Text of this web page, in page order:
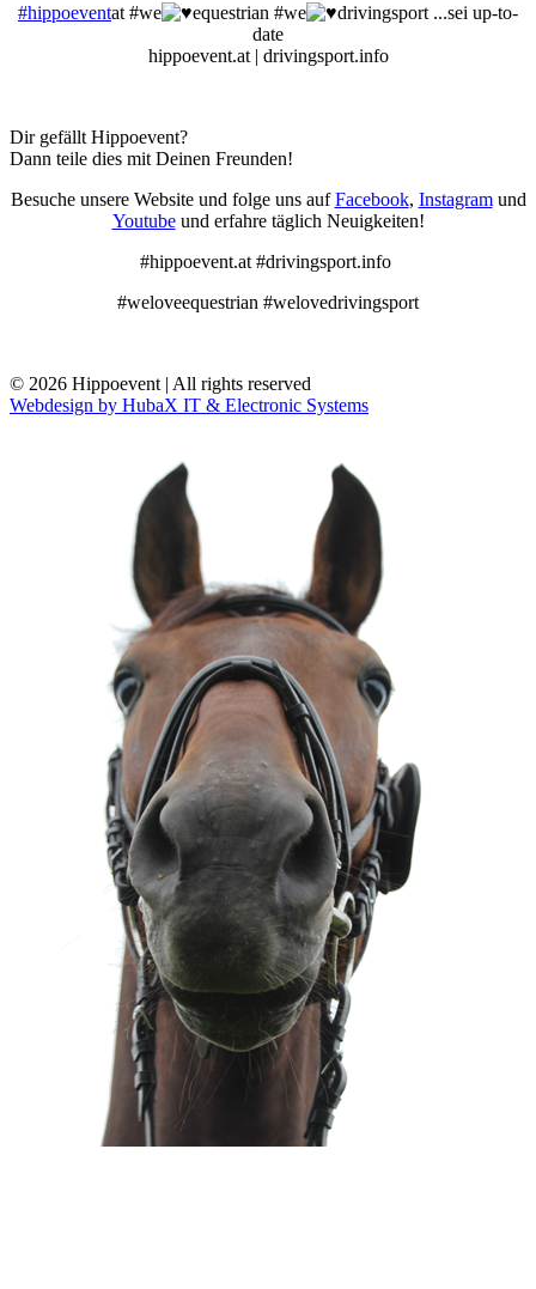
#hippoeventat #we equestrian #we
drivingsport ...sei up-to-
date
hippoevent.at | drivingsport.info
Dir gefällt Hippoevent?
Dann teile dies mit Deinen Freunden!
Besuche unsere Website und folge uns aufFacebook, Instagramund
Youtubeund erfahre täglich Neuigkeiten!
#hippoevent.at #drivingsport.info
#weloveequestrian #welovedrivingsport
© 2026 Hippoevent | All rights reserved
Webdesign by HubaX IT & Electronic Systems